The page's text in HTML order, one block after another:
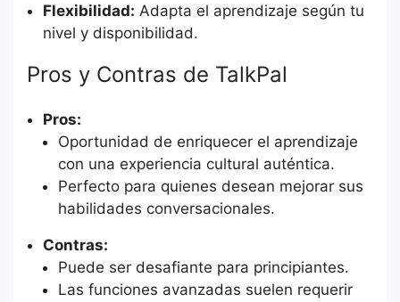
Flexibilidad: Adapta el aprendizaje según tu
nivel y disponibilidad.
Pros y Contras de TalkPal
Pros:
Oportunidad de enriquecer el aprendizaje
con una experiencia cultural auténtica.
Perfecto para quienes desean mejorar sus
habilidades conversacionales.
Contras:
Puede ser desafiante para principiantes.
Las funciones avanzadas suelen requerir